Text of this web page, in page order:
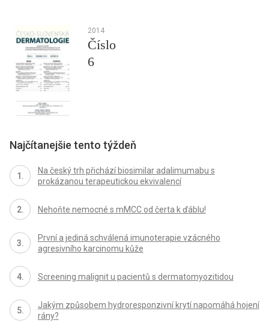
2014
Číslo
6
Najčítanejšie tento týždeň
Na český trh přichází biosimilar adalimumabu s
prokázanou terapeutickou ekvivalencí
Nehoňte nemocné s mMCC od čerta k ďáblu!
První a jediná schválená imunoterapie vzácného
agresivního karcinomu kůže
Screening malignit u pacientů s dermatomyozitidou
Jakým způsobem hydroresponzivní krytí napomáhá hojení
rány?